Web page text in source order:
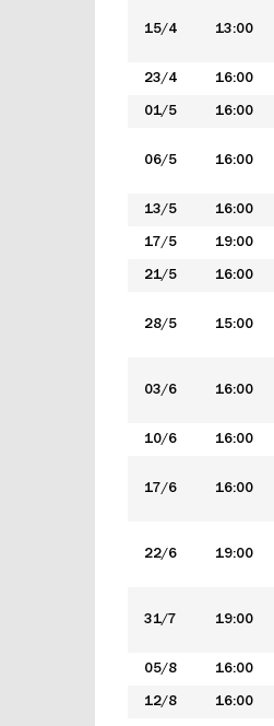
15/4 13:00
23/4 16:00
01/5 16:00
06/5 16:00
13/5 16:00
17/5 19:00
21/5 16:00
28/5 15:00
03/6 16:00
10/6 16:00
17/6 16:00
22/6 19:00
31/7 19:00
05/8 16:00
12/8 16:00